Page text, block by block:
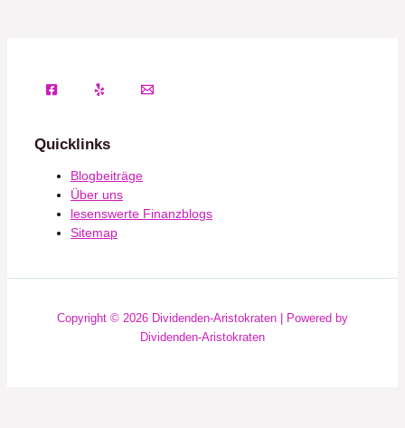
Quicklinks
Blogbeiträge
Über uns
lesenswerte Finanzblogs
Sitemap
Copyright © 2026 Dividenden-Aristokraten | Powered by
Dividenden-Aristokraten